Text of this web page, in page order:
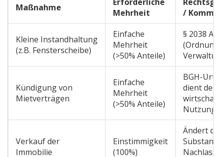
Maßnahme
Mehrheit
/
Kleine Instandhaltung
(z.B. Fensterscheibe)
Einfache
Mehrheit
(>50% Anteile)
§ 2038
Kündigung von
Mietverträgen
Einfache
Mehrheit
(>50% Anteile)
BGH-
dient der
Nutzung
Verkauf der
Immobilie
Einstimmigkeit
(100%)
Ändert die
Substanz